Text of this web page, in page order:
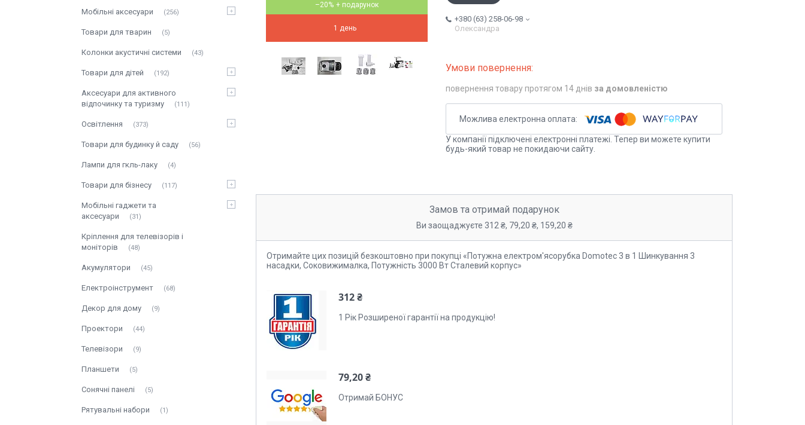
–20%
1 день
+380 (63) 258-06-98
Олександра
повернення товару протягом 14 днів за домовленістю
У компанії підключені електронні платежі. Тепер ви можете купити
будь-який товар не покидаючи сайту.
Замов та отримай подарунок
Ви заощаджуєте 312 ₴, 79,20 ₴, 159,20 ₴
Отримайте цих позицій безкоштовно при покупці «Потужна електром'ясорубка Domotec 3 в 1 Шинкування 3
насадки, Соковижималка, Потужність 3000 Вт Сталевий корпус»
312 ₴
1 Рік Розширеної гарантії на продукцію!
79,20 ₴
Отримай БОНУС
Мобільні аксесуари 256
Товари для тварин 5
Колонки акустичні системи 43
Товари для дітей 192
Аксесуари для активного
відпочинку та туризму
111
Освітлення 373
Товари для будинку й саду 56
Лампи для гкль-лаку 4
Товари для бізнесу 117
Мобільні гаджети та
аксесуари
31
Кріплення для телевізорів і
моніторів
48
Акумулятори 45
Електроінструмент 68
Декор для дому 9
Проектори 44
Телевізори 9
Планшети 5
Сонячні панелі 5
Рятувальні набори 1